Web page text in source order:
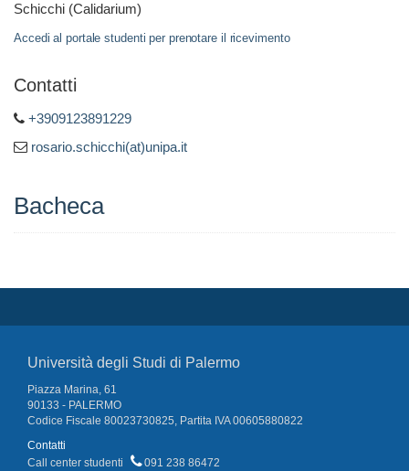
Schicchi (Calidarium)
Accedi al portale studenti per prenotare il ricevimento
Contatti
+3909123891229
rosario.schicchi(at)unipa.it
Bacheca
Università degli Studi di Palermo
Piazza Marina, 61
90133 - PALERMO
Codice Fiscale 80023730825, Partita IVA 00605880822
Contatti
Call center studenti
091 238 86472